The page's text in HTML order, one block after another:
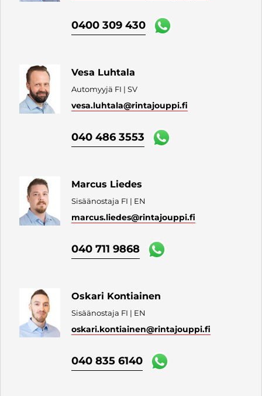
0400 309 430
Vesa Luhtala
Automyyjä FI | SV
vesa.luhtala@rintajouppi.fi
040 486 3553
Marcus Liedes
Sisäänostaja FI | EN
marcus.liedes@rintajouppi.fi
040 711 9868
Oskari Kontiainen
Sisäänostaja FI | EN
oskari.kontiainen@rintajouppi.fi
040 835 6140